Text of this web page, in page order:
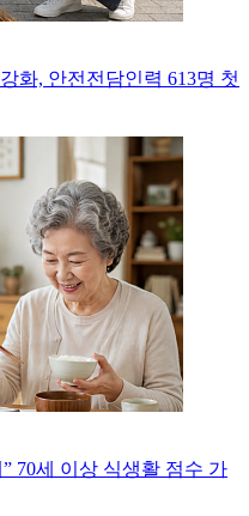
화, 안전전담인력 613명 첫
70세 이상 식생활 점수 가